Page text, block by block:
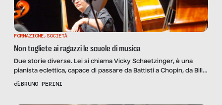
FORMAZIONE, SOCIETÀ
Non togliete ai ragazzi le scuole di musica
Due storie diverse. Lei si chiama Vicky Schaetzinger, è una
pianista eclettica, capace di passare da Battisti a Chopin, da Bill
Evans a Keith Jarrett; e forse non è un caso che per quindici
diBRUNO PERINI